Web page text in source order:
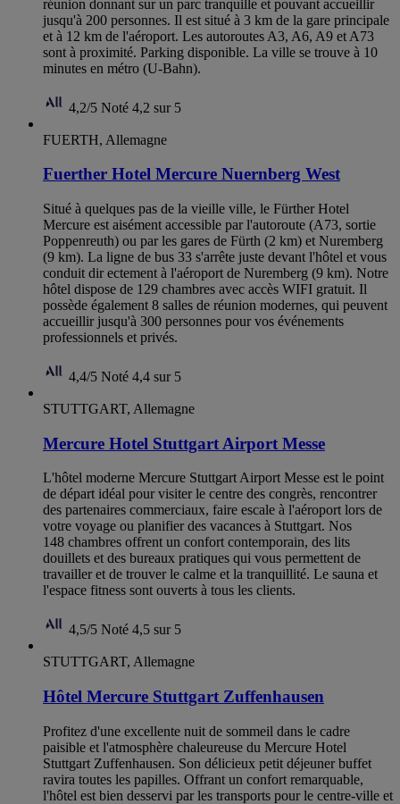
réunion donnant sur un parc tranquille et pouvant accueillir
jusqu'à 200 personnes. Il est situé à 3 km de la gare principale
et à 12 km de l'aéroport. Les autoroutes A3, A6, A9 et A73
sont à proximité. Parking disponible. La ville se trouve à 10
minutes en métro (U-Bahn).
4,2/5 Noté 4,2 sur 5
FUERTH, Allemagne
Fuerther Hotel Mercure Nuernberg West
Situé à quelques pas de la vieille ville, le Fürther Hotel
Mercure est aisément accessible par l'autoroute (A73, sortie
Poppenreuth) ou par les gares de Fürth (2 km) et Nuremberg
(9 km). La ligne de bus 33 s'arrête juste devant l'hôtel et vous
conduit dir ectement à l'aéroport de Nuremberg (9 km). Notre
hôtel dispose de 129 chambres avec accès WIFI gratuit. Il
possède également 8 salles de réunion modernes, qui peuvent
accueillir jusqu'à 300 personnes pour vos événements
professionnels et privés.
4,4/5 Noté 4,4 sur 5
STUTTGART, Allemagne
Mercure Hotel Stuttgart Airport Messe
L'hôtel moderne Mercure Stuttgart Airport Messe est le point
de départ idéal pour visiter le centre des congrès, rencontrer
des partenaires commerciaux, faire escale à l'aéroport lors de
votre voyage ou planifier des vacances à Stuttgart. Nos
148 chambres offrent un confort contemporain, des lits
douillets et des bureaux pratiques qui vous permettent de
travailler et de trouver le calme et la tranquillité. Le sauna et
l'espace fitness sont ouverts à tous les clients.
4,5/5 Noté 4,5 sur 5
STUTTGART, Allemagne
Hôtel Mercure Stuttgart Zuffenhausen
Profitez d'une excellente nuit de sommeil dans le cadre
paisible et l'atmosphère chaleureuse du Mercure Hotel
Stuttgart Zuffenhausen. Son délicieux petit déjeuner buffet
ravira toutes les papilles. Offrant un confort remarquable,
l'hôtel est bien desservi par les transports pour le centre-ville et